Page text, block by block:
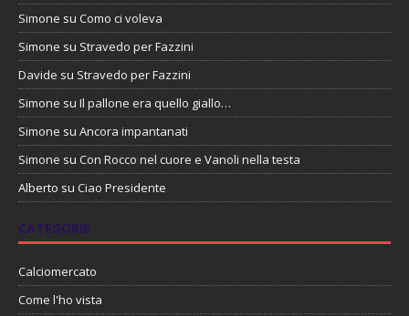
Simone su Como ci voleva
Simone su Stravedo per Fazzini
Davide su Stravedo per Fazzini
Simone su Il pallone era quello giallo…
Simone su Ancora impantanati
Simone su Con Rocco nel cuore e Vanoli nella testa
Alberto su Ciao Presidente
CATEGORIE
Calciomercato
Come l'ho vista